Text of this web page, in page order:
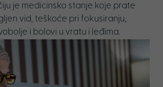
je medicinsko stanje koje prate
vid, teškoće pri fokusiranju,
i bolovi u vratu i leđima.